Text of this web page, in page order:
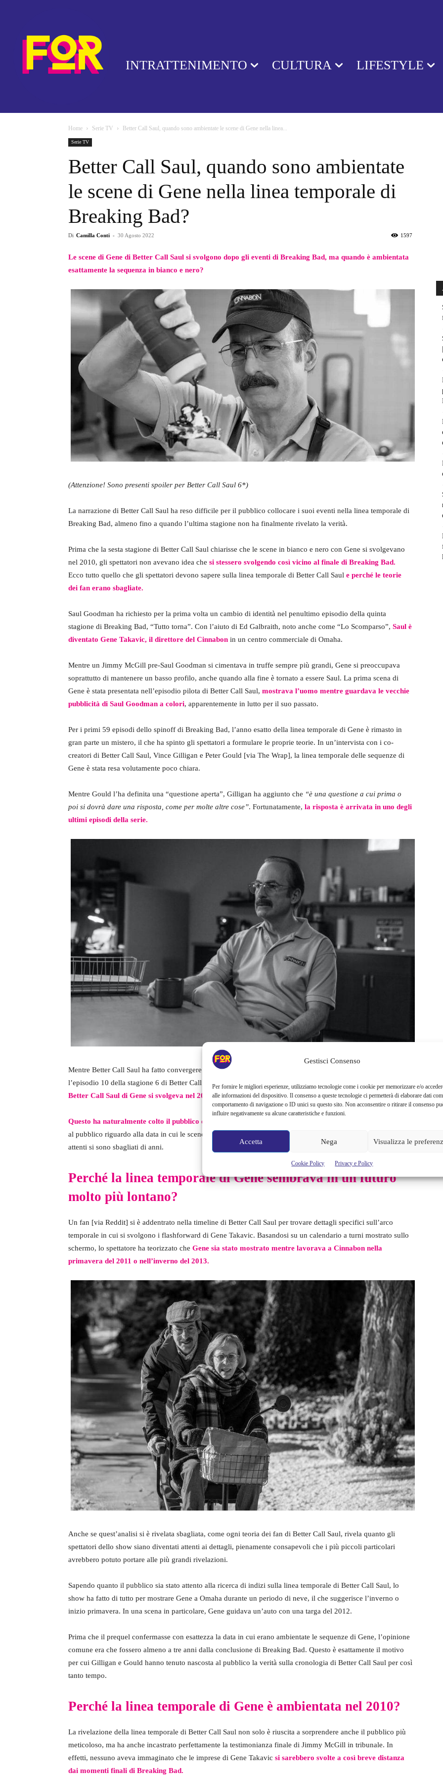
Gestisci Consenso
Per fornire le migliori esperienze, utilizziamo tecnologie come i cookie per memorizzare e/o
alle informazioni del dispositivo. Il consenso a queste tecnologie ci permetterà di elaborare dati
comportamento di navigazione o ID unici su questo sito. Non acconsentire o ritirare il consenso
influire negativamente su alcune caratteristiche e funzioni.
Accetta Nega Visualizza le
Cookie Policy Privacy e Policy
INTRATTENIMENTO CULTURA LIFESTYLE
Home Serie TV Better Call Saul, quando sono ambientate le scene di Gene nella linea...
Serie TV
Better Call Saul, quando sono ambientate
le scene di Gene nella linea temporale di
Breaking Bad?
Di Camilla Conti - 30 Agosto 2022 1597
Le scene di Gene di Better Call Saul si svolgono dopo gli eventi di Breaking Bad, ma quando è ambientata
esattamente la sequenza in bianco e nero?
(Attenzione! Sono presenti spoiler per Better Call Saul 6*)
La narrazione di Better Call Saul ha reso difficile per il pubblico collocare i suoi eventi nella linea temporale di
Breaking Bad, almeno fino a quando l’ultima stagione non ha finalmente rivelato la verità.
Prima che la sesta stagione di Better Call Saul chiarisse che le scene in bianco e nero con Gene si svolgevano
nel 2010, gli spettatori non avevano idea che si stessero svolgendo così vicino al finale di Breaking Bad.
Ecco tutto quello che gli spettatori devono sapere sulla linea temporale di Better Call Saul e perché le teorie
dei fan erano sbagliate.
Saul Goodman ha richiesto per la prima volta un cambio di identità nel penultimo episodio della quinta
stagione di Breaking Bad, “Tutto torna”. Con l’aiuto di Ed Galbraith, noto anche come “Lo Scomparso”, Saul è
diventato Gene Takavic, il direttore del Cinnabon in un centro commerciale di Omaha.
Mentre un Jimmy McGill pre-Saul Goodman si cimentava in truffe sempre più grandi, Gene si preoccupava
soprattutto di mantenere un basso profilo, anche quando alla fine è tornato a essere Saul. La prima scena di
Gene è stata presentata nell’episodio pilota di Better Call Saul, mostrava l’uomo mentre guardava le vecchie
pubblicità di Saul Goodman a colori, apparentemente in lutto per il suo passato.
Per i primi 59 episodi dello spinoff di Breaking Bad, l’anno esatto della linea temporale di Gene è rimasto in
gran parte un mistero, il che ha spinto gli spettatori a formulare le proprie teorie. In un’intervista con i co-
creatori di Better Call Saul, Vince Gilligan e Peter Gould [via The Wrap], la linea temporale delle sequenze di
Gene è stata resa volutamente poco chiara.
Mentre Gould l’ha definita una “questione aperta”, Gilligan ha aggiunto che “è una questione a cui prima o
poi si dovrà dare una risposta, come per molte altre cose”. Fortunatamente, la risposta è arrivata in uno degli
ultimi episodi della serie.
Mentre Better Call Saul ha fatto convergere le storie di Jimmy McGill, Gene Takavic e Saul Goodman,
l’episodio 10 della stagione 6 di Better Call Saul, “Nippy”, ha finalmente rivelato che
la linea temporale di
Better Call Saul di Gene si svolgeva nel 2010, pochi mesi dopo il finale di Breaking Bad.
Questo ha naturalmente colto il pubblico di sorpresa.
al pubblico riguardo alla data in cui le scene di Gene hanno effettivamente avuto luogo, anche gli spettatori più
attenti si sono sbagliati di anni.
Perché la linea temporale di Gene sembrava in un futuro
molto più lontano?
Un fan [via Reddit] si è addentrato nella timeline di Better Call Saul per trovare dettagli specifici sull’arco
temporale in cui si svolgono i flashforward di Gene Takavic. Basandosi su un calendario a turni mostrato sullo
schermo, lo spettatore ha teorizzato che Gene sia stato mostrato mentre lavorava a Cinnabon nella
primavera del 2011 o nell’inverno del 2013.
Anche se quest’analisi si è rivelata sbagliata, come ogni teoria dei fan di Better Call Saul, rivela quanto gli
spettatori dello show siano diventati attenti ai dettagli, pienamente consapevoli che i più piccoli particolari
avrebbero potuto portare alle più grandi rivelazioni.
Sapendo quanto il pubblico sia stato attento alla ricerca di indizi sulla linea temporale di Better Call Saul, lo
show ha fatto di tutto per mostrare Gene a Omaha durante un periodo di neve, il che suggerisce l’inverno o
inizio primavera. In una scena in particolare, Gene guidava un’auto con una targa del 2012.
Prima che il prequel confermasse con esattezza la data in cui erano ambientate le sequenze di Gene, l’opinione
comune era che fossero almeno a tre anni dalla conclusione di Breaking Bad. Questo è esattamente il motivo
per cui Gilligan e Gould hanno tenuto nascosta al pubblico la verità sulla cronologia di Better Call Saul per così
tanto tempo.
Perché la linea temporale di Gene è ambientata nel 2010?
La rivelazione della linea temporale di Better Call Saul non solo è riuscita a sorprendere anche il pubblico più
meticoloso, ma ha anche incastrato perfettamente la testimonianza finale di Jimmy McGill in tribunale. In
effetti, nessuno aveva immaginato che le imprese di Gene Takavic si sarebbero svolte a così breve distanza
dai momenti finali di Breaking Bad.